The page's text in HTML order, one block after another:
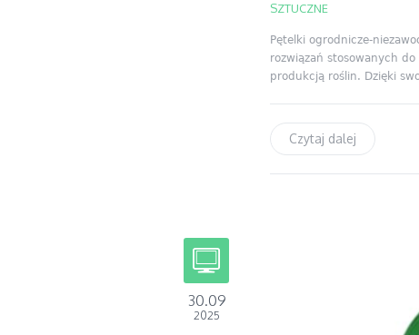
SZTUCZNE
Pętelki ogrodnicze-
rozwiązań stosowanych
produkcją roślin. Dzięki
Czytaj dalej
30.09
2025